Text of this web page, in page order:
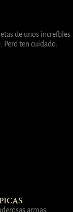
de unos increíbles
Pero ten cuidado:
armas,